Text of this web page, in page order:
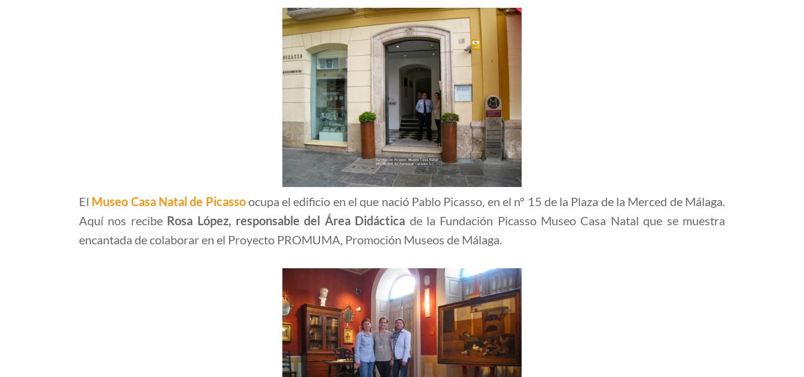
El Museo Casa Natal de Picassoocupa el edificio en el que nació Pablo Picasso, en el nº 15 de la Plaza de la Merced de Málaga.
Aquí nos recibe Rosa López, responsable del Área Didáctica de la Fundación Picasso Museo Casa Natal que se muestra
encantada de colaborar en el Proyecto PROMUMA, Promoción Museos de Málaga.